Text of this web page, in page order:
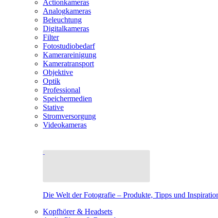
Actionkameras
Analogkameras
Beleuchtung
Digitalkameras
Filter
Fotostudiobedarf
Kamerareinigung
Kameratransport
Objektive
Optik
Professional
Speichermedien
Stative
Stromversorgung
Videokameras
Die Welt der Fotografie – Produkte, Tipps und
Kopfhörer & Headsets